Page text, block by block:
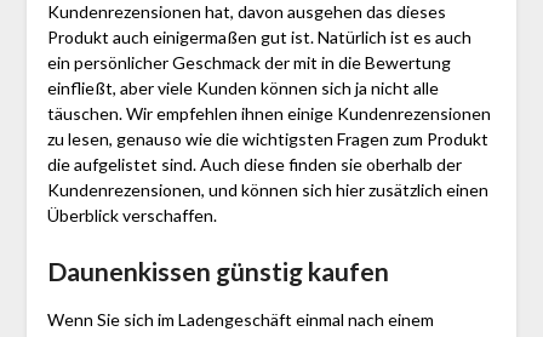
Kundenrezensionen hat, davon ausgehen das dieses
Produkt auch einigermaßen gut ist. Natürlich ist es auch
ein persönlicher Geschmack der mit in die Bewertung
einfließt, aber viele Kunden können sich ja nicht alle
täuschen. Wir empfehlen ihnen einige Kundenrezensionen
zu lesen, genauso wie die wichtigsten Fragen zum Produkt
die aufgelistet sind. Auch diese finden sie oberhalb der
Kundenrezensionen, und können sich hier zusätzlich einen
Überblick verschaffen.
Daunenkissen günstig kaufen
Wenn Sie sich im Ladengeschäft einmal nach einem